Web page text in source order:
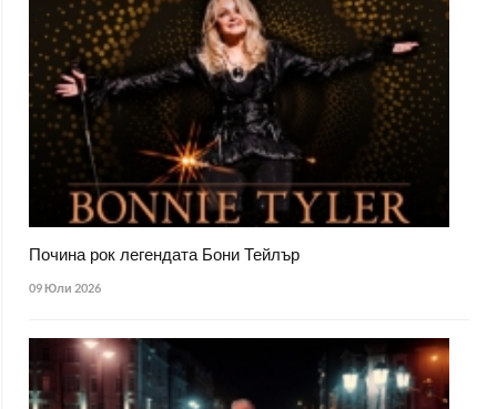
Почина рок легендата Бони Тейлър
09 Юли 2026